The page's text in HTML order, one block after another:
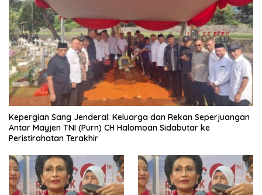
Kepergian Sang Jenderal: Keluarga dan Rekan Seperjuangan
Antar Mayjen TNI (Purn) CH Halomoan Sidabutar ke
Peristirahatan Terakhir